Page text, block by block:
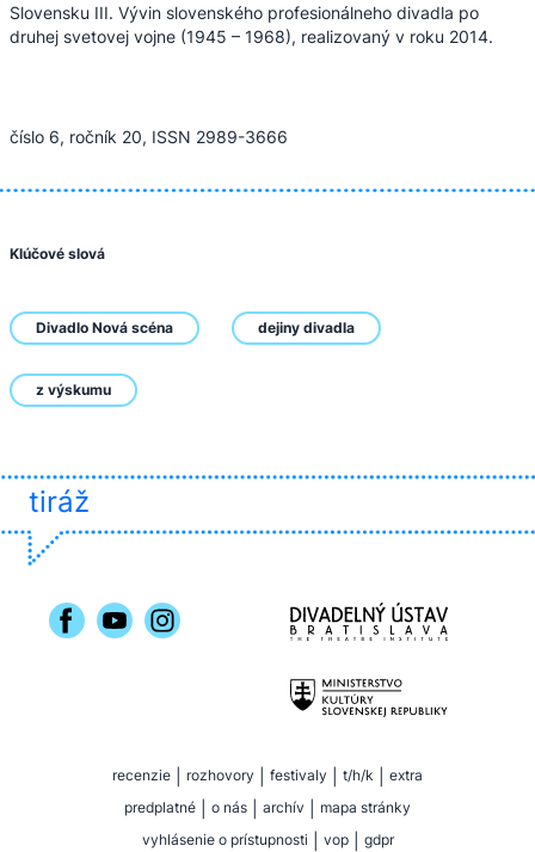
Slovensku III. Vývin slovenského profesionálneho divadla po
druhej svetovej vojne (1945 – 1968), realizovaný v roku 2014.
číslo 6, ročník 20, ISSN 2989-3666
Klúčové slová
Divadlo Nová scéna dejiny divadla
z výskumu
tiráž
recenzie rozhovory festivaly t/h/k
extra
predplatné
o nás archív
mapa stránky
vyhlásenie o prístupnosti
vop gdpr